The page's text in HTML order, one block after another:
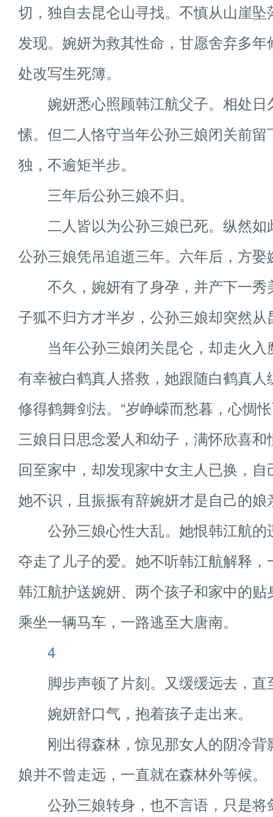
切，独自去昆仑山寻找。不慎从山崖
发现。婉妍为救其性命，甘愿舍弃多
处改写生死簿。
婉妍悉心照顾韩江航父子。相处日
愫。但二人恪守当年公孙三娘闭关前
独，不逾矩半步。
三年后公孙三娘不归。
二人皆以为公孙三娘已死。纵然如
公孙三娘凭吊追逝三年。六年后，方娶
不久，婉妍有了身孕，并产下一秀
子狐不归方才半岁，公孙三娘却突然
当年公孙三娘闭关昆仑，却走火入
有幸被白鹤真人搭救，她跟随白鹤真
修得鹤舞剑法。“岁峥嵘而愁暮，心惆
三娘日日思念爱人和幼子，满怀欣喜
回至家中，却发现家中女主人已换，
她不识，且振振有辞婉妍才是自己的娘
公孙三娘心性大乱。她恨韩江航的
夺走了儿子的爱。她不听韩江航解释
韩江航护送婉妍、两个孩子和家中的
乘坐一辆马车，一路逃至大唐南。
4
脚步声顿了片刻。又缓缓远去，直
婉妍舒口气，抱着孩子走出来。
刚出得森林，惊见那女人的阴冷背
娘并不曾走远，一直就在森林外等候。
公孙三娘转身，也不言语，只是将